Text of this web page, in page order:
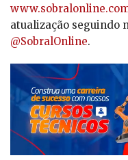
atualização seguindo
@SobralOnline.